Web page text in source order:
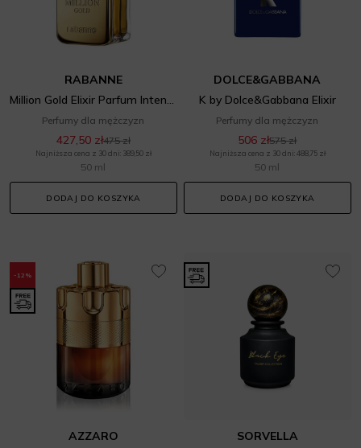
RABANNE
Million Gold Elixir Parfum Intense
Perfumy dla mężczyzn
427,50 zł475 zł
Najniższa cena z 30 dni: 389,50 zł
50 ml
DODAJ DO KOSZYKA
DOLCE&GABBANA
K by Dolce&Gabbana Elixir
Perfumy dla mężczyzn
506 zł575 zł
Najniższa cena z 30 dni: 488,75 zł
50 ml
DODAJ DO KOSZYKA
-12%
AZZARO
SORVELLA